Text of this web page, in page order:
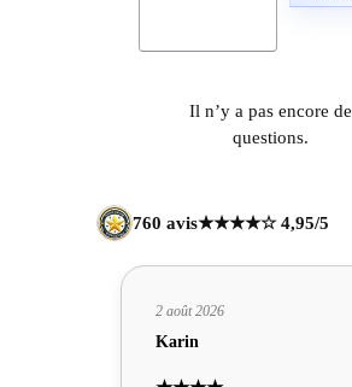
Il n’y a pas encore de
questions.
760 avis★★★★☆ 4,95/5
2 août 2026
Karin